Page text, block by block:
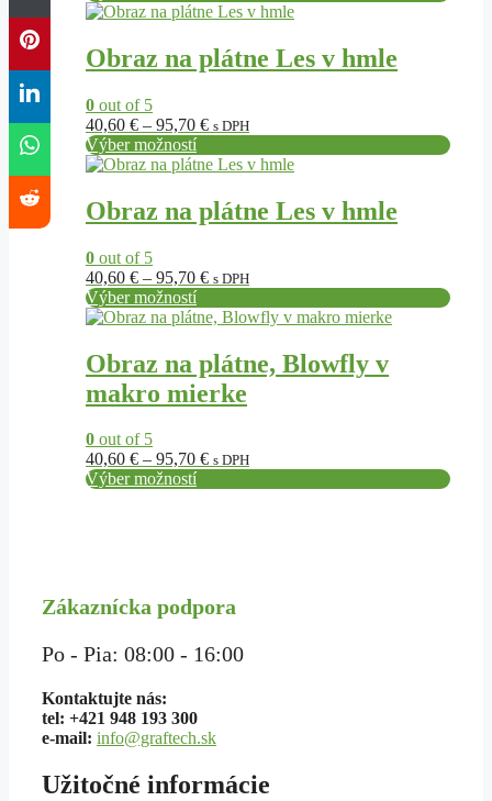
40,60 €
95,70 €
Obraz na plátne Les v hmle
0 out of 5
40,60 € – 95,70 €Price
40,60 €
95,70 €
s DPH
Výber možností
Tento
má
viacero
Možnosti
si
môžete
vybrať
stránke
produktu.
Obraz na plátne Les v hmle
0 out of 5
40,60 € – 95,70 €Price
40,60 €
95,70 €
s DPH
Výber možností
Tento
má
viacero
Možnosti
si
môžete
vybrať
stránke
produktu.
Obraz na plátne, Blowfly v
makro mierke
0 out of 5
40,60 € – 95,70 €Price
s DPH
Výber možností
Tento
má
viacero
variantov.
si
môžete
vybrať
na
Zákaznícka podpora
Po - Pia: 08:00 - 16:00
Kontaktujte nás:
tel: +421 948 193 300
e-mail: info@graftech.sk
Užitočné informácie